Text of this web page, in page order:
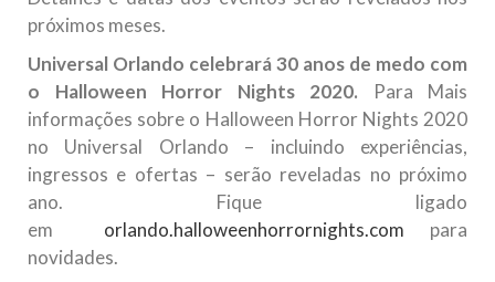
próximos meses.
Universal Orlando celebrará 30 anos de medo com
o Halloween Horror Nights 2020.
Para Mais
informações sobre o Halloween Horror Nights 2020
no Universal Orlando – incluindo experiências,
ingressos e ofertas – serão reveladas no próximo
ano. Fique ligado
em orlando.halloweenhorrornights.com para
novidades.